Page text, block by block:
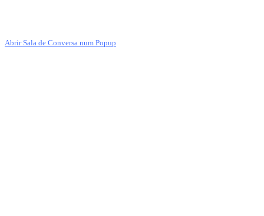
Abrir Sala de Conversa num Popup